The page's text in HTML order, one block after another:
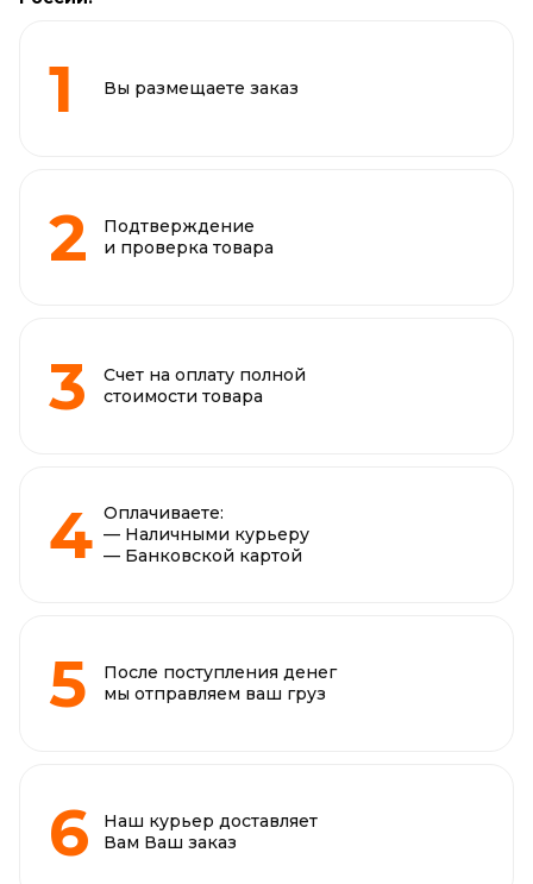
Вы размещаете заказ
Подтверждение
и проверка товара
Счет на оплату полной
стоимости товара
Оплачиваете:
— Наличными курьеру
— Банковской картой
После поступления денег
мы отправляем ваш груз
Наш курьер доставляет
Вам Ваш заказ